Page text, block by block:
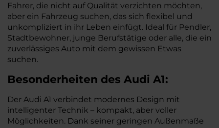
Fahrer, die nicht auf Qualität verzichten möchten,
aber ein Fahrzeug suchen, das sich flexibel und
unkompliziert in ihr Leben einfügt. Ideal für Pendler,
Stadtbewohner, junge Berufstätige oder alle, die ein
zuverlässiges Auto mit dem gewissen Etwas
suchen.
Besonderheiten des Audi A1:
Der Audi A1 verbindet modernes Design mit
intelligenter Technik – kompakt, aber voller
Möglichkeiten. Dank seiner geringen Außenmaße